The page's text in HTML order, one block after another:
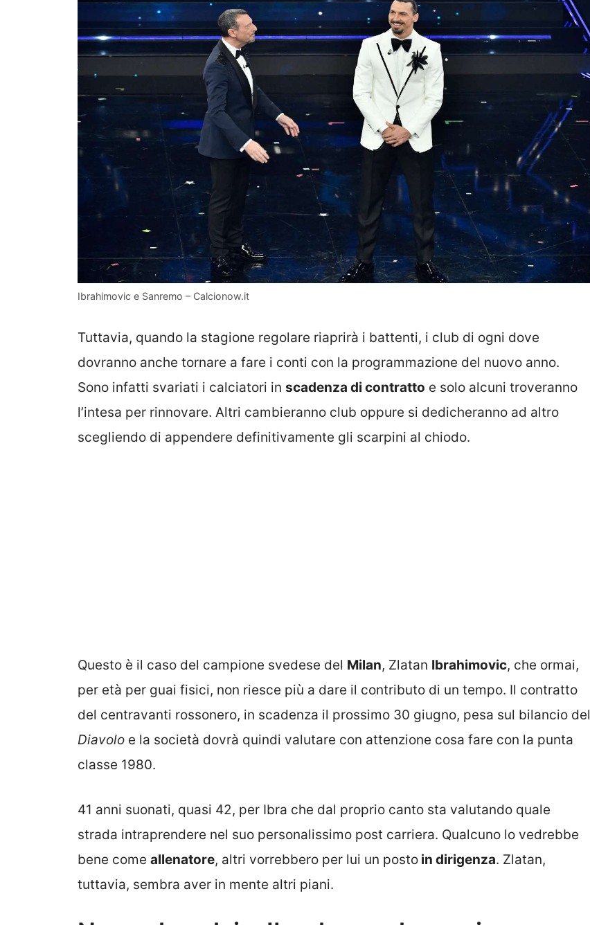
Ibrahimovic e Sanremo – Calcionow.it
Tuttavia, quando la stagione regolare riaprirà i battenti, i club di ogni dove
dovranno anche tornare a fare i conti con la programmazione del nuovo anno.
Sono infatti svariati i calciatori in scadenza di contratto e solo alcuni troveranno
l’intesa per rinnovare. Altri cambieranno club oppure si dedicheranno ad altro
scegliendo di appendere definitivamente gli scarpini al chiodo.
Questo è il caso del campione svedese del Milan, Zlatan Ibrahimovic, che ormai,
per età per guai fisici, non riesce più a dare il contributo di un tempo. Il contratto
del centravanti rossonero, in scadenza il prossimo 30 giugno, pesa sul bilancio del
Diavolo e la società dovrà quindi valutare con attenzione cosa fare con la punta
classe 1980.
41 anni suonati, quasi 42, per Ibra che dal proprio canto sta valutando quale
strada intraprendere nel suo personalissimo post carriera. Qualcuno lo vedrebbe
bene come allenatore, altri vorrebbero per lui un posto in dirigenza. Zlatan,
tuttavia, sembra aver in mente altri piani.